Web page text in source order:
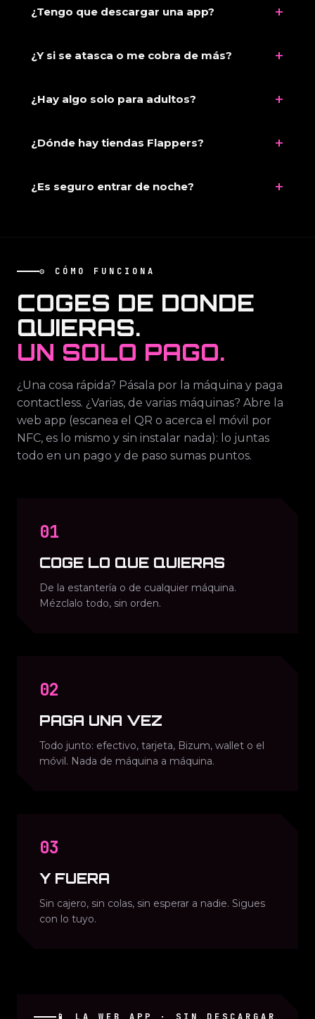
¿Tengo que descargar una app? +
¿Y si se atasca o me cobra de más? +
¿Hay algo solo para adultos? +
¿Dónde hay tiendas Flappers? +
¿Es seguro entrar de noche? +
⚙️ CÓMO FUNCIONA
COGES DE DONDE
QUIERAS.
UN SOLO PAGO.
¿Una cosa rápida? Pásala por la máquina y paga
contactless. ¿Varias, de varias máquinas? Abre la
web app (escanea el QR o acerca el móvil por
NFC, es lo mismo y sin instalar nada): lo juntas
todo en un pago y de paso sumas puntos.
01
COGE LO QUE QUIERAS
De la estantería o de cualquier máquina.
Mézclalo todo, sin orden.
02
PAGA UNA VEZ
Todo junto: efectivo, tarjeta, Bizum, wallet o el
móvil. Nada de máquina a máquina.
03
Y FUERA
Sin cajero, sin colas, sin esperar a nadie. Sigues
con lo tuyo.
📱 LA WEB APP · SIN DESCARGAR